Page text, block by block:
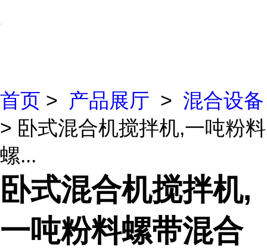
首页 > 产品展厅 > 混合设备
> 卧式混合机搅拌机,一吨粉料
螺...
卧式混合机搅拌机,
一吨粉料螺带混合